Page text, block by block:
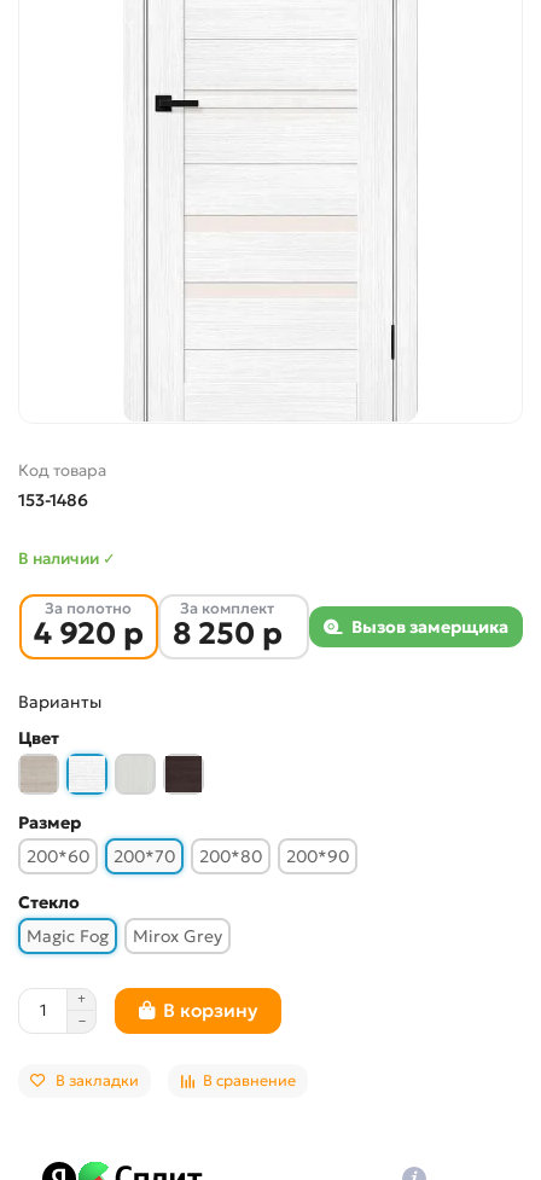
Код товара
153-1486
В наличии ✓
За полотно
4 920 р
За комплект
8 250 р Вызов замерщика
Варианты
Цвет
Размер
200*60
200*70 200*80 200*90
Стекло
Magic Fog
Mirox Grey
В корзину
В закладки В сравнение